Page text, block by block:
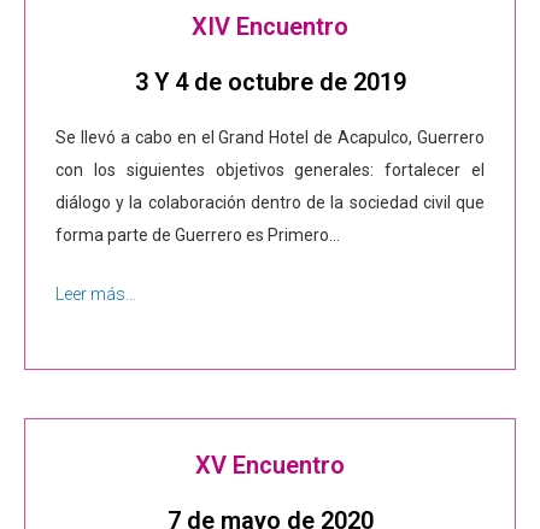
XIV Encuentro
3 Y 4 de octubre de 2019
Se llevó a cabo en el Grand Hotel de Acapulco, Guerrero
con los siguientes objetivos generales: fortalecer el
diálogo y la colaboración dentro de la sociedad civil que
forma parte de Guerrero es Primero…
Leer más…
XV Encuentro
7 de mayo de 2020